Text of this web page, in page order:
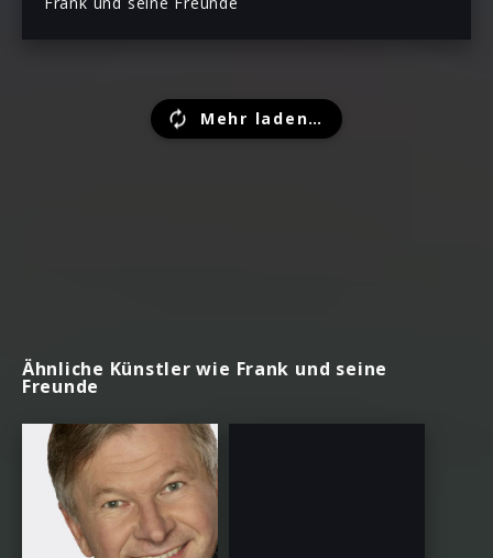
Mehr laden…
Ähnliche Künstler wie Frank und seine
Freunde